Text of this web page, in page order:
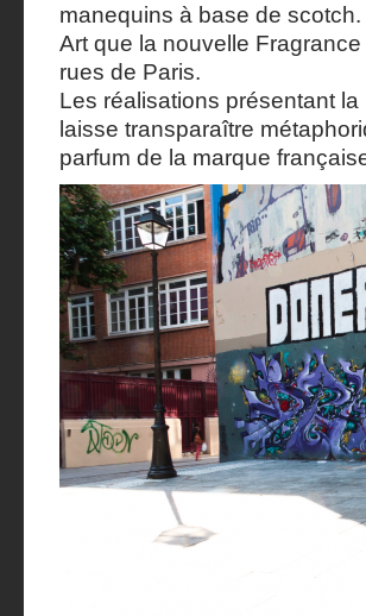
manequins à base de
Art que la nouvelle
rues de Paris.
Les réalisations présentant
laisse transparaître
parfum de la marque